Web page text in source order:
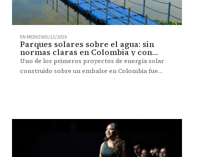
EN MEDIOS05/12/2025
Parques solares sobre el agua: sin
normas claras en Colombia y con
dudas ambientales
Uno de los primeros proyectos de energía solar
construido sobre un embalse en Colombia fue